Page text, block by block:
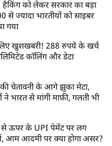
को लेकर सरकार का बड़ा
से ज्यादा भारतीयों को साइबर
गया
खुशखबरी! 288 रुपये के खर्च
कॉलिंग और डेटा
की चेतावनी के आगे झुका मेटा,
ने भारत से मांगी माफ़ी, गलती भी
ऊपर के UPI पेमेंट पर लग
आम आदमी पर क्या होगा असर?